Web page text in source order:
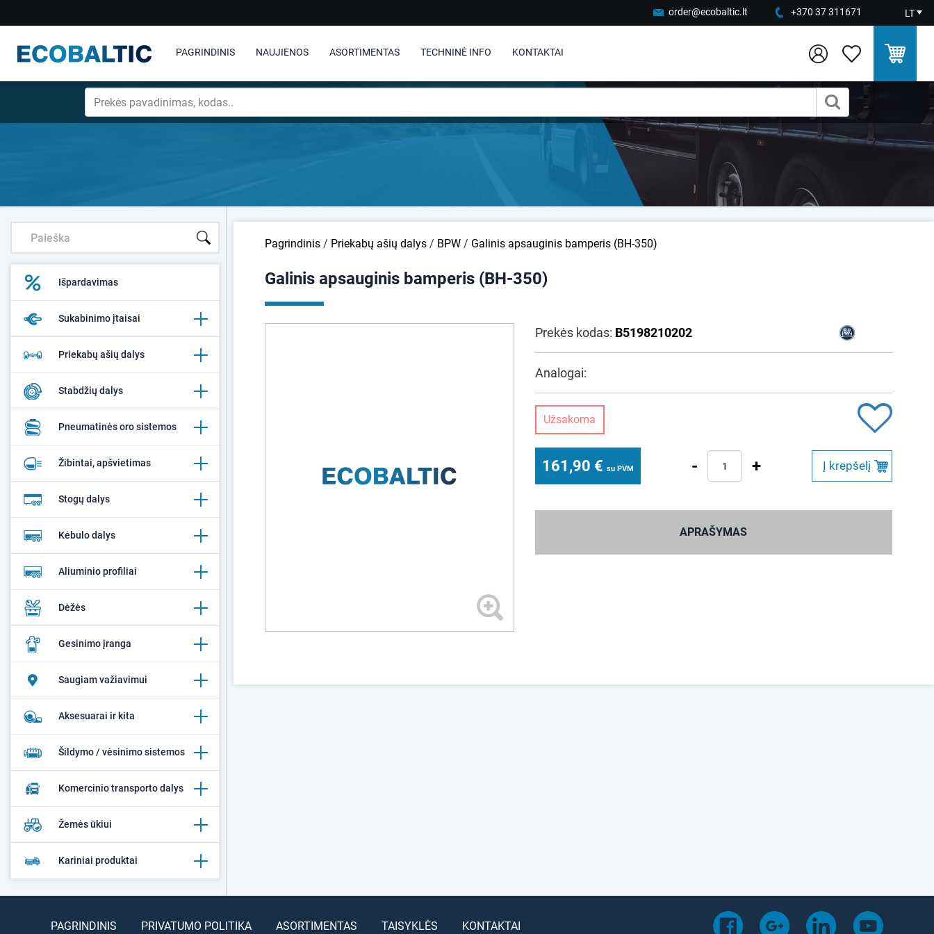
order@ecobaltic.lt +370 37 311671 LT
PAGRINDINIS NAUJIENOS ASORTIMENTAS TECHNINĖ INFO KONTAKTAI
Išpardavimas
Sukabinimo įtaisai
Priekabų ašių dalys
Stabdžių dalys
Pneumatinės oro sistemos
Žibintai, apšvietimas
Stogų dalys
Kėbulo dalys
Aliuminio profiliai
Dėžės
Gesinimo įranga
Saugiam važiavimui
Aksesuarai ir kita
Šildymo / vėsinimo sistemos
Komercinio transporto dalys
Žemės ūkiui
Kariniai produktai
Pagrindinis / Priekabų ašių dalys / BPW / Galinis apsauginis bamperis (BH-350)
Galinis apsauginis bamperis (BH-350)
Prekės kodas: B5198210202
Analogai:
Užsakoma
161,90 € su PVM - + Į krepšelį
APRAŠYMAS
PAGRINDINIS PRIVATUMO POLITIKA ASORTIMENTAS TAISYKLĖS KONTAKTAI